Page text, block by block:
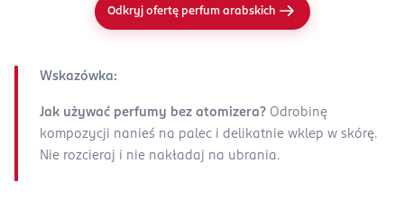
Odkryj ofertę perfum arabskich
Wskazówka:
Jak używać perfumy bez atomizera? Odrobinę
kompozycji nanieś na palec i delikatnie wklep w skórę.
Nie rozcieraj i nie nakładaj na ubrania.